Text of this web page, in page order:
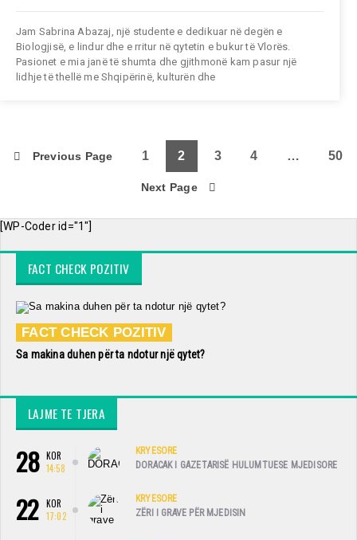
Jam Sabrina Abazaj, një studente e dedikuar në degën e
Biologjisë, e lindur dhe e rritur në qytetin e bukur të Vlorës.
Pasionet e mia janë të shumta dhe gjithmonë kam pasur një
lidhje të thellë me Shqipërinë, kulturën dhe
Previous Page 1 2 3 4 … 50
Next Page
[WP-Coder id="1"]
FACT CHECK POZITIV
FACT CHECK POZITIV
Sa makina duhen për ta ndotur një qytet?
LAJME TE TJERA
28 KOR
14:58
KRYESORE
DORACAK I GAZETARISË HULUMTUESE MJEDISORE
22
KOR
17:02
KRYESORE
ZËRI I GRAVE PËR MJEDISIN